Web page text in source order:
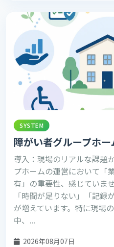
SYSTEM
障がい者グループホ
導入：現場のリアルな課題
プホームの運営において「
有」の重要性、感じていま
「時間が足りない」「記
が増えています。特に現場
中、...
2026年08月07日